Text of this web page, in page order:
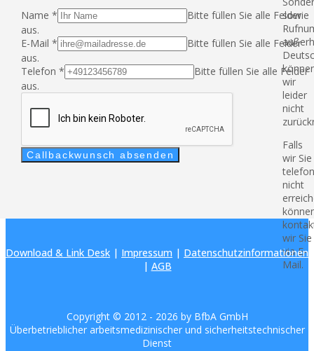
sowie
wir
leider
nicht
Falls
wir Sie
nicht
wir Sie
via E-
Mail.
Name *
Bitte füllen Sie alle Felder
aus.
E-Mail *
Bitte füllen Sie alle Felder
aus.
Telefon *
Bitte füllen Sie alle Felder
aus.
Callbackwunsch absenden
Download & Link Desk | Impressum | Datenschutzinformationen
| AGB
Copyright © 2012 - 2026 by BfbA GmbH
Überbetrieblicher arbeitsmedizinischer und sicherheitstechnischer
Dienst